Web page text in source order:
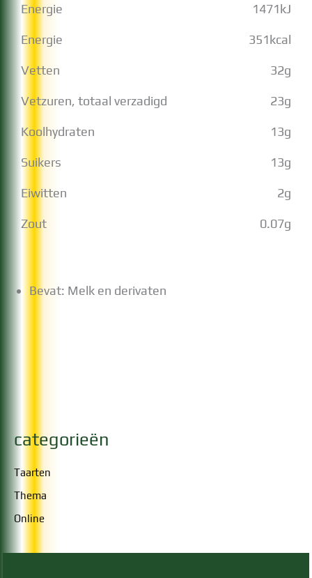
categorieën
Taarten
Thema
Online
Energie 1471kJ
Energie 351kcal
Vetten 32g
Vetzuren, totaal verzadigd 23g
Koolhydraten 13g
Suikers 13g
Eiwitten 2g
Zout 0.07g
Bevat: Melk en derivaten